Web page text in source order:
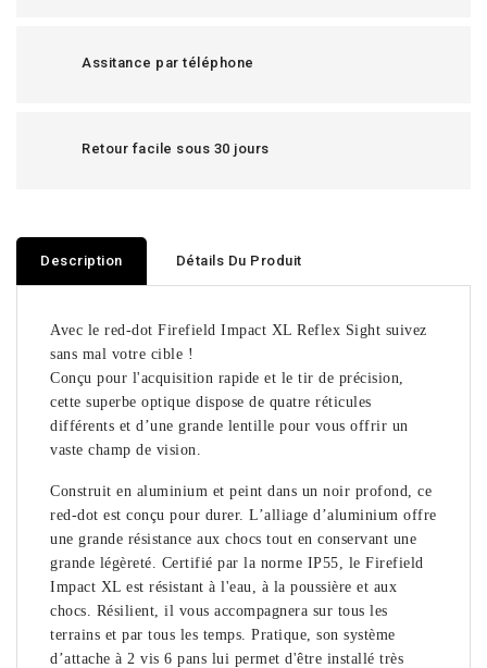
Assitance par téléphone
Retour facile sous 30 jours
Description Détails Du Produit
Avec le red-dot Firefield Impact XL Reflex Sight suivez
sans mal votre cible !
Conçu pour l'acquisition rapide et le tir de précision,
cette superbe optique dispose de quatre réticules
différents et d’une grande lentille pour vous offrir un
vaste champ de vision.
Construit en aluminium et peint dans un noir profond, ce
red-dot est conçu pour durer. L’alliage d’aluminium offre
une grande résistance aux chocs tout en conservant une
grande légèreté. Certifié par la norme IP55, le Firefield
Impact XL est résistant à l'eau, à la poussière et aux
chocs. Résilient, il vous accompagnera sur tous les
terrains et par tous les temps. Pratique, son système
d’attache à 2 vis 6 pans lui permet d'être installé très